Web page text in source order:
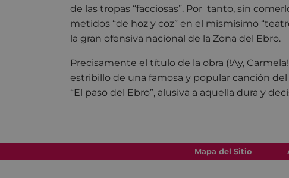
de las tropas “facciosas”. Por tanto, sin
metidos “de hoz y coz” en el mismísimo
la gran ofensiva nacional de la Zona del Ebro.
Precisamente el título de la obra (!Ay,
estribillo de una famosa y popular canción
“El paso del Ebro”, alusiva a aquella dura y
Mapa del Sitio